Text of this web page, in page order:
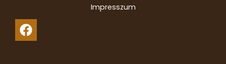
Impresszum